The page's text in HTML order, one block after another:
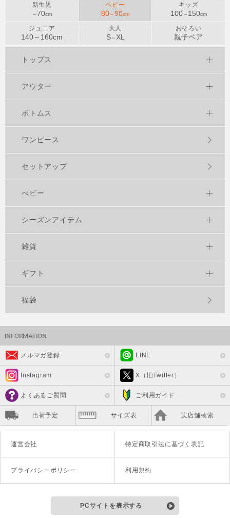
新生児
～ 70cm
ベビー
80～90cm
キッズ
100～ 150cm
ジュニア
140～ 160cm
大人
S～ XL
おそろい
親子ペア
トップス
アウター
ボトムス
ワンピース
セットアップ
べビー
シーズンアイテム
雑貨
ギフト
福袋
メルマガ登録 LINE
Instagram X（旧Twitter）
よくあるご質問 ご利用ガイド
出荷予定 サイズ表 実店舗検索
運営会社 特定商取引法に基づく表記
プライバシーポリシー 利用規約
PCサイトを表示する